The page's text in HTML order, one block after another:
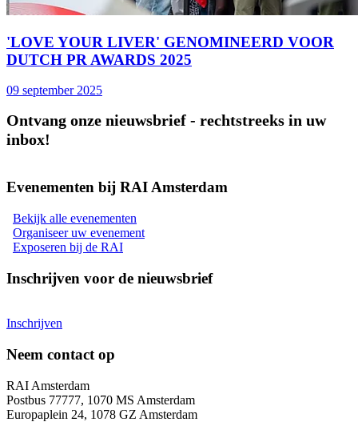
'LOVE YOUR LIVER' GENOMINEERD VOOR
DUTCH PR AWARDS 2025
09 september 2025
Ontvang onze nieuwsbrief - rechtstreeks in uw
inbox!
Evenementen bij RAI Amsterdam
Bekijk alle evenementen
Organiseer uw evenement
Exposeren bij de RAI
Inschrijven voor de nieuwsbrief
Inschrijven
Neem contact op
RAI Amsterdam
Postbus 77777, 1070 MS Amsterdam
Europaplein 24, 1078 GZ Amsterdam